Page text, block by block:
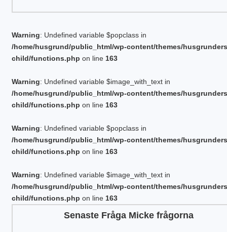
Warning: Undefined variable $popclass in
/home/husgrund/public_html/wp-content/themes/
child/functions.php on line 163
Warning: Undefined variable $image_with_text in
/home/husgrund/public_html/wp-content/themes/
child/functions.php on line 163
Warning: Undefined variable $popclass in
/home/husgrund/public_html/wp-content/themes/
child/functions.php on line 163
Warning: Undefined variable $image_with_text in
/home/husgrund/public_html/wp-content/themes/
child/functions.php on line 163
Senaste Fråga Micke frågorna